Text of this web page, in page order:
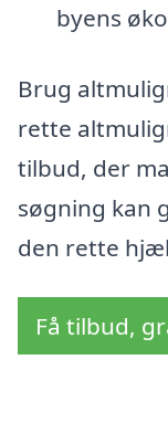
byens
Brug
rette
tilbud, der
søgning kan
den rette
Få tilbud,